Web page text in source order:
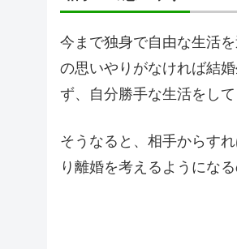
今まで独身で自由な生活
の思いやりがなければ結
ず、自分勝手な生活をして
そうなると、相手からす
り離婚を考えるようになる